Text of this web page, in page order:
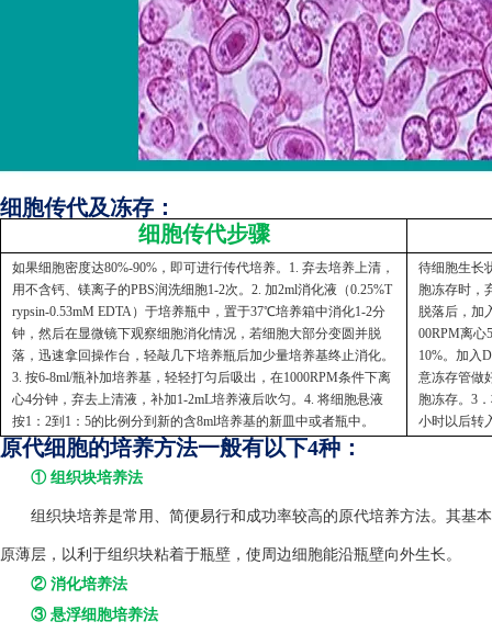
细胞传代及冻存：
细胞传代步骤
如果细胞密度达80%-90%，即可进行传代培养。1. 弃去培养上清，
用不含钙、镁离子的PBS润洗细胞1-2次。2. 加2ml消化液（0.25%T
rypsin-0.53mM EDTA）于培养瓶中，置于37℃培养箱中消化1-2分
钟，然后在显微镜下观察细胞消化情况，若细胞大部分变圆并脱
落，迅速拿回操作台，轻敲几下培养瓶后加少量培养基终止消化。
3. 按6-8ml/瓶补加培养基，轻轻打匀后吸出，在1000RPM条件下离
心4分钟，弃去上清液，补加1-2mL培养液后吹匀。4. 将细胞悬液
按1：2到1：5的比例分到新的含8ml培养基的新皿中或者瓶中。
待细胞生长
胞冻存时，
脱落后，加
00RPM离心
10%。加入
意冻存管做
胞冻存。3
小时以后转
原代细胞的培养方法一般有以下4种：
① 组织块培养法
组织块培养是常用、简便易行和成功率较高的原代培养方法。其基
原薄层，以利于组织块粘着于瓶壁，使周边细胞能沿瓶壁向外生长。
② 消化培养法
③ 悬浮细胞培养法